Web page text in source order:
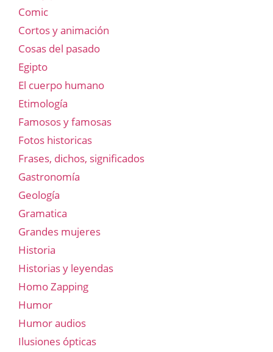
Comic
Cortos y animación
Cosas del pasado
Egipto
El cuerpo humano
Etimología
Famosos y famosas
Fotos historicas
Frases, dichos, significados
Gastronomía
Geología
Gramatica
Grandes mujeres
Historia
Historias y leyendas
Homo Zapping
Humor
Humor audios
Ilusiones ópticas